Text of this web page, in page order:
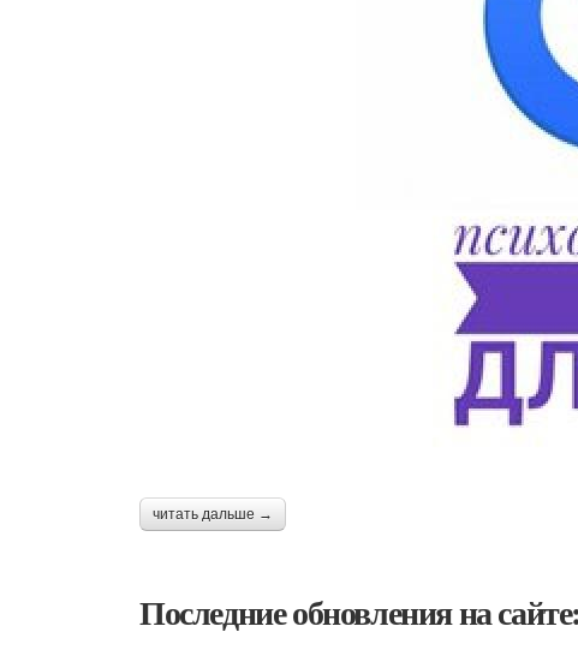
читать дальше →
Последние обновления на сайте: